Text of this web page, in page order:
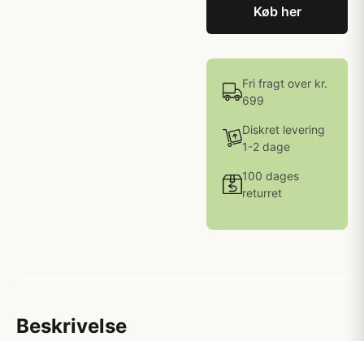
Køb her
Fri fragt over kr.
699
Diskret levering
1-2 dage
100 dages
returret
Beskrivelse